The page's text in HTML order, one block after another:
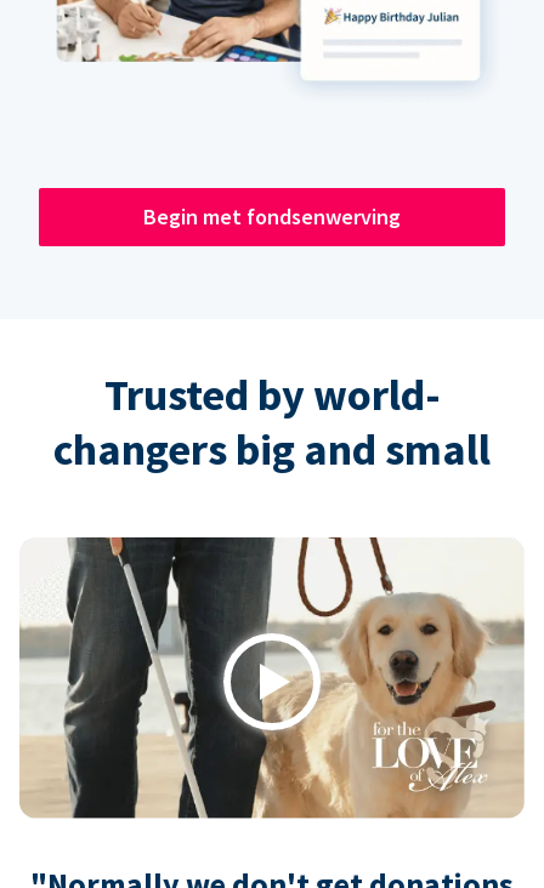
Begin met fondsenwerving
Trusted by world-
changers big and small
Play